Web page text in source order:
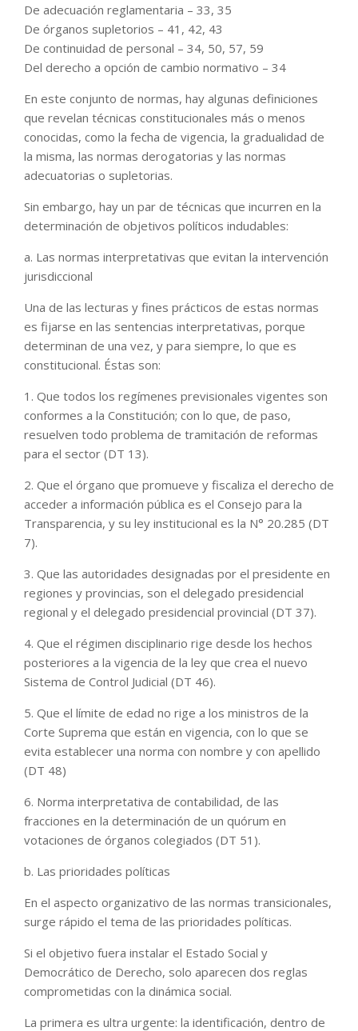
De adecuación reglamentaria – 33, 35
De órganos supletorios – 41, 42, 43
De continuidad de personal – 34, 50, 57, 59
Del derecho a opción de cambio normativo – 34
En este conjunto de normas, hay algunas definiciones
que revelan técnicas constitucionales más o menos
conocidas, como la fecha de vigencia, la gradualidad de
la misma, las normas derogatorias y las normas
adecuatorias o supletorias.
Sin embargo, hay un par de técnicas que incurren en la
determinación de objetivos políticos indudables:
a. Las normas interpretativas que evitan la intervención
jurisdiccional
Una de las lecturas y fines prácticos de estas normas
es fijarse en las sentencias interpretativas, porque
determinan de una vez, y para siempre, lo que es
constitucional. Éstas son:
1. Que todos los regímenes previsionales vigentes son
conformes a la Constitución; con lo que, de paso,
resuelven todo problema de tramitación de reformas
para el sector (DT 13).
2. Que el órgano que promueve y fiscaliza el derecho de
acceder a información pública es el Consejo para la
Transparencia, y su ley institucional es la N° 20.285 (DT
7).
3. Que las autoridades designadas por el presidente en
regiones y provincias, son el delegado presidencial
regional y el delegado presidencial provincial (DT 37).
4. Que el régimen disciplinario rige desde los hechos
posteriores a la vigencia de la ley que crea el nuevo
Sistema de Control Judicial (DT 46).
5. Que el límite de edad no rige a los ministros de la
Corte Suprema que están en vigencia, con lo que se
evita establecer una norma con nombre y con apellido
(DT 48)
6. Norma interpretativa de contabilidad, de las
fracciones en la determinación de un quórum en
votaciones de órganos colegiados (DT 51).
b. Las prioridades políticas
En el aspecto organizativo de las normas transicionales,
surge rápido el tema de las prioridades políticas.
Si el objetivo fuera instalar el Estado Social y
Democrático de Derecho, solo aparecen dos reglas
comprometidas con la dinámica social.
La primera es ultra urgente: la identificación, dentro de